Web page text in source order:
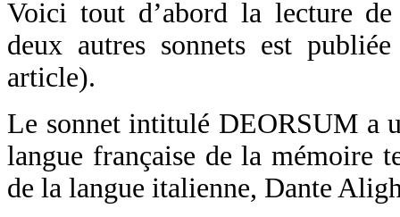
Voici tout d’abord la lecture
deux autres sonnets est
article).
Le sonnet intitulé DEORSUM a
langue française de la mémoire
de la langue italienne, Dante